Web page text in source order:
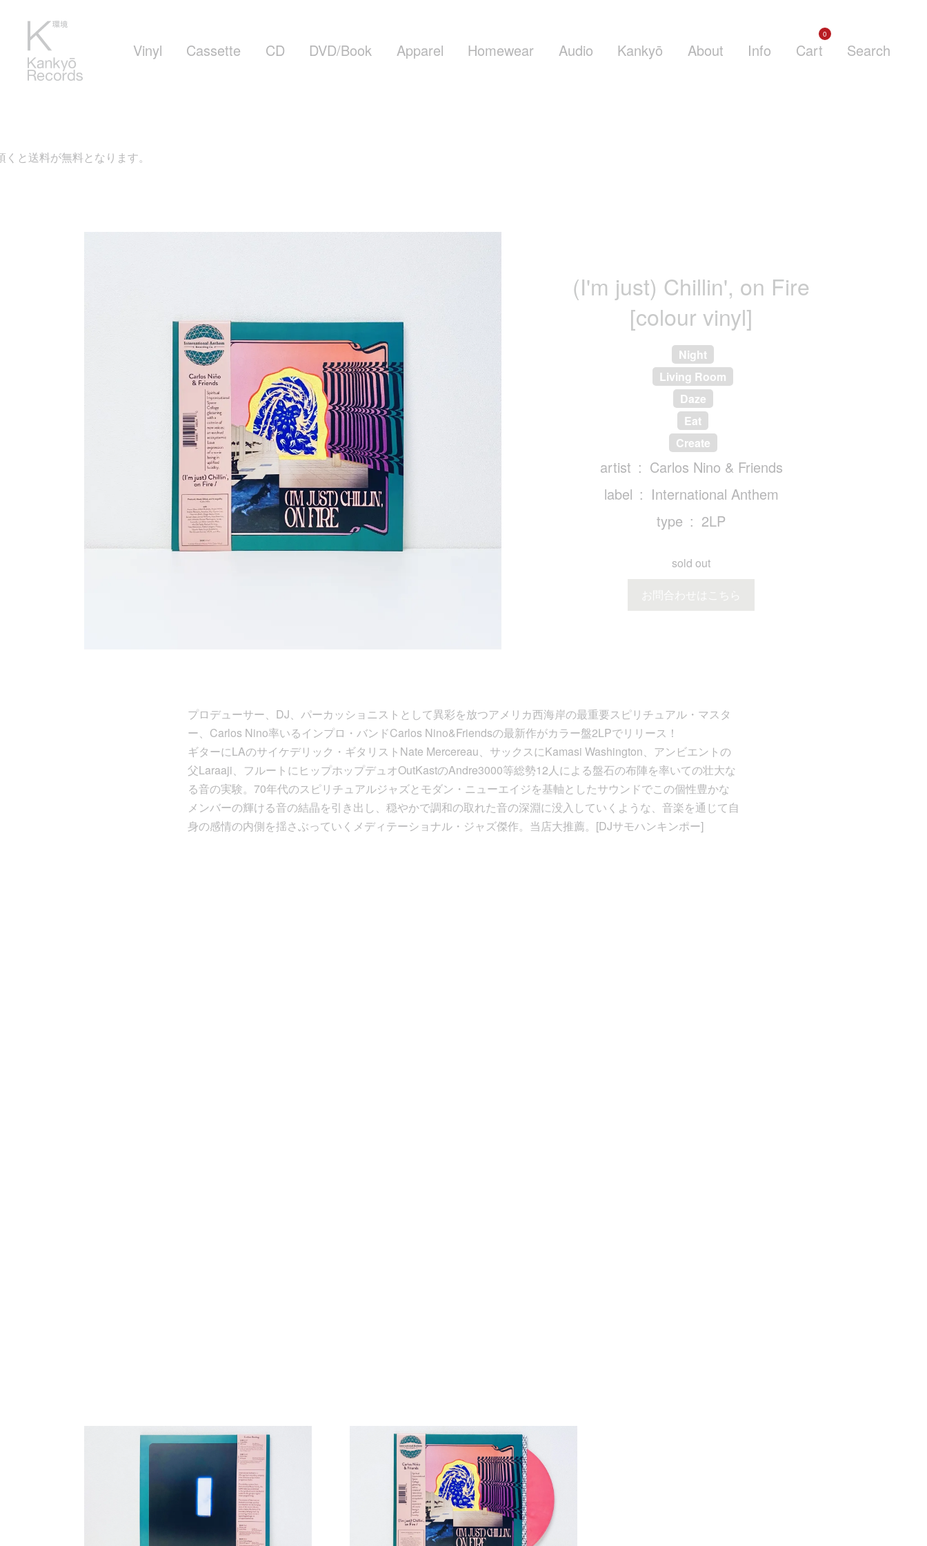
Vinyl Cassette CD DVD/Book Apparel Homewear Audio Kankyō About Info Cart
0
Search
ます。
(I'm just) Chillin', on Fire
[colour vinyl]
Night
Living Room
Daze
Eat
Create
artist
Carlos Nino & Friends
label
International Anthem
type
2LP
sold out
お問合わせはこちら
プロデューサー、DJ、パーカッショニストとして異彩を放つアメリカ西海岸の最重要スピリチュアル・マスタ
ー、Carlos Nino率いるインプロ・バンドCarlos Nino&Friendsの最新作がカラー盤2LPでリリース！
ギターにLAのサイケデリック・ギタリストNate Mercereau、サックスにKamasi Washington、アンビエントの
父Laraaji、フルートにヒップホップデュオOutKastのAndre3000等総勢12人による盤石の布陣を率いての壮大な
る音の実験。70年代のスピリチュアルジャズとモダン・ニューエイジを基軸としたサウンドでこの個性豊かな
メンバーの輝ける音の結晶を引き出し、穏やかで調和の取れた音の深淵に没入していくような、音楽を通じて自
身の感情の内側を揺さぶっていくメディテーショナル・ジャズ傑作。当店大推薦。[DJサモハンキンポー]